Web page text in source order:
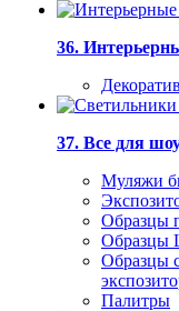
36.
37. Все для
Муляжи
Образцы
Образцы
Образцы
Палитры